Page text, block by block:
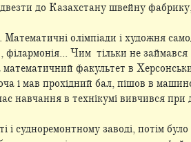
до Казахстану швейну
олімпіади і художня
філармонія... Чим тільки не
факультет в
і мав прохідний бал, пішов в
навчання в технікумі вивчився при
судноремонтному заводі, потім